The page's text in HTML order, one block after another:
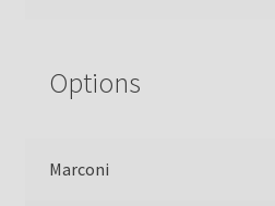
Options
Marconi